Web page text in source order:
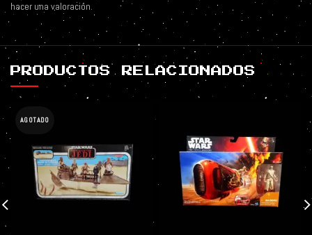
hacer una valoración.
PRODUCTOS RELACIONADOS
AGOTADO